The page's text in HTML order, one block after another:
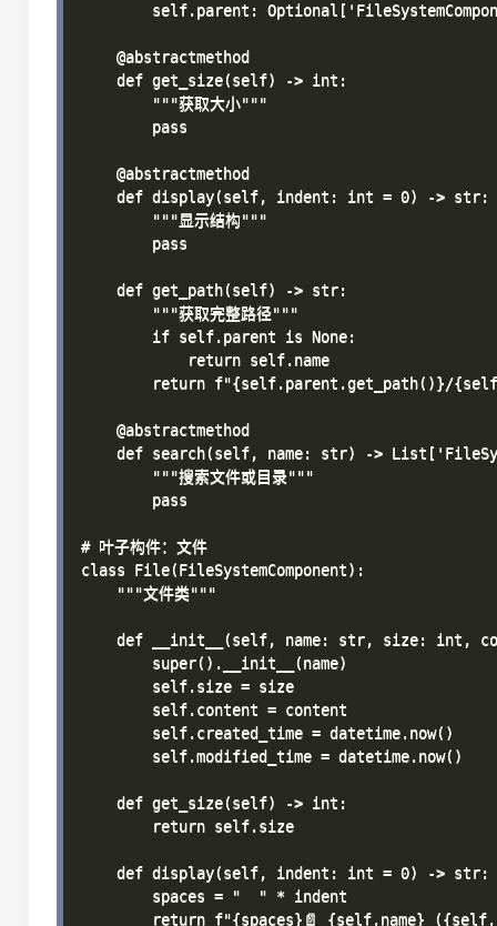
self.parent:
    @abstractmethod
    def get_size(self) -> int:
        """获取大小"""
        pass
    @abstractmethod
    def display(self, indent: int = 0) -> str:
        """显示结构"""
        pass
    def get_path(self) -> str:
        """获取完整路径"""
        if self.parent is None:
            return self.name
return f"{self.parent.get_path()}/
    @abstractmethod
def search(self, name: str) ->
        """搜索文件或目录"""
        pass
# 叶子构件：文件
class File(FileSystemComponent):
    """文件类"""
def __init__(self, name: str, size: int,
        super().__init__(name)
        self.size = size
        self.content = content
        self.created_time = datetime.now()
        self.modified_time = datetime.now()
    def get_size(self) -> int:
        return self.size
    def display(self, indent: int = 0) -> str:
        spaces = "  " * indent
return f"{spaces}📄 {self.name}